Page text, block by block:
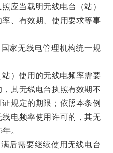
应当载明无线电台（站）
、有效期、使用要求等事
家无线电管理机构统一规
站）使用的无线电频率需要
其无线电台执照有效期不
规定的期限；依照本条例
电频率使用许可的，其无
5年。
后需要继续使用无线电台